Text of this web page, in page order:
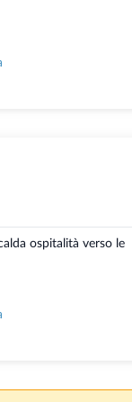
ospitalità verso le